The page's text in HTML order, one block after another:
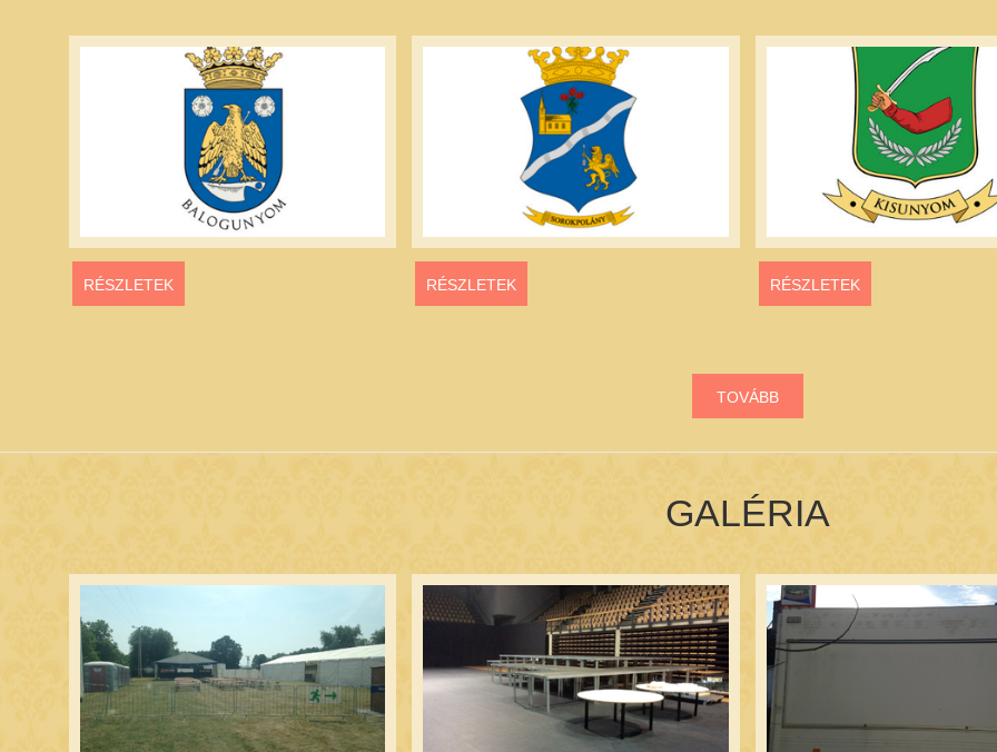
RÉSZLETEK RÉSZLETEK RÉSZLETEK
TOVÁBB
GALÉRIA